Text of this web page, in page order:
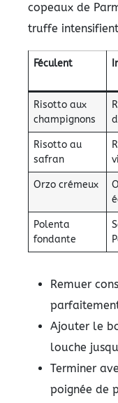
copeaux de
truffe
Féculent
Risotto aux
champignons
Risotto au
safran
Orzo crémeux
Polenta
fondante
Remuer
Ajouter le
louche
Terminer
poignée de